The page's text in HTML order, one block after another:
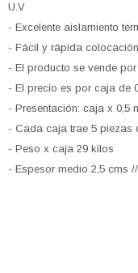
U.V
- Excelente aislamiento
- Fácil y rápida
- El producto se vende
- El precio es por caja de
- Presentación: caja x 0,5
- Cada caja trae 5 piezas
- Peso x caja 29 kilos
- Espesor medio 2,5 cms